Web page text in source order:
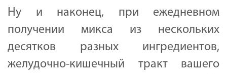
Ну и наконец, при ежедневном
получении микса из нескольких
десятков разных ингредиентов,
желудочно-кишечный тракт вашего